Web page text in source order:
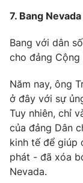
7. Bang
Bang với dân
cho đảng
Năm nay, ông
ở đây với sự
Tuy nhiên, chỉ
của đảng Dân
kinh tế để giúp
phát - đã xóa
Nevada.